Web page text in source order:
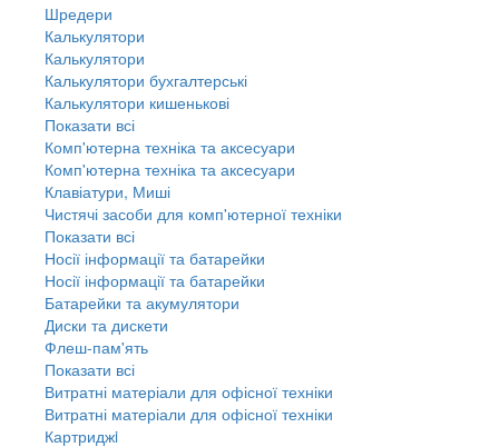
Шредери
Калькулятори
Калькулятори
Калькулятори бухгалтерські
Калькулятори кишенькові
Показати всі
Комп'ютерна техніка та аксесуари
Комп'ютерна техніка та аксесуари
Клавіатури, Миші
Чистячі засоби для комп'ютерної техніки
Показати всі
Носії інформації та батарейки
Носії інформації та батарейки
Батарейки та акумулятори
Диски та дискети
Флеш-пам'ять
Показати всі
Витратні матеріали для офісної техніки
Витратні матеріали для офісної техніки
Картриджi